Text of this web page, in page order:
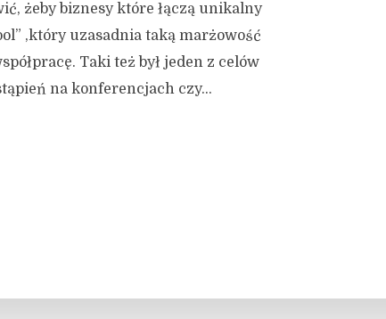
żeby biznesy które łączą unikalny
,który uzasadnia taką marżowość
Taki też był jeden z celów
na konferencjach czy...